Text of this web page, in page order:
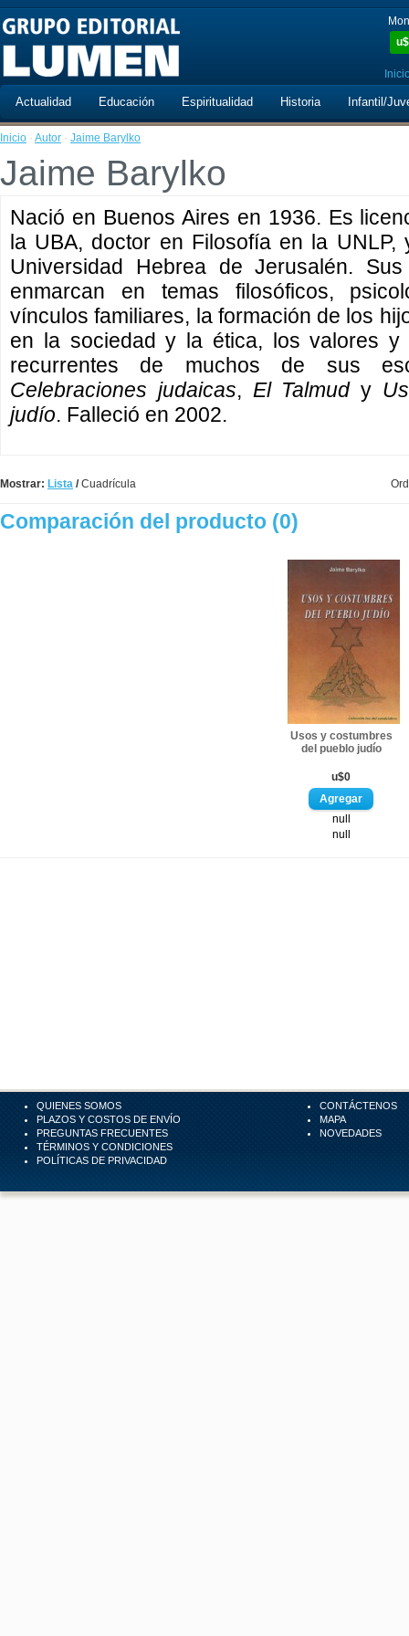
u$
Actualidad Educación Espiritualidad Historia Infantil/
Inicio · Autor · Jaime Barylko
Jaime Barylko
Nació en Buenos Aires en 1936. Es
la UBA, doctor en Filosofía en la
Universidad Hebrea de Jerusalén.
enmarcan en temas filosóficos,
vínculos familiares, la formación de los
en la sociedad y la ética, los valores y
recurrentes de muchos de sus
Celebraciones judaicas, El Talmudy
judío. Falleció en 2002.
Mostrar: Lista /Cuadrícula
Comparación del producto (0)
Usos y costumbres
del pueblo judío
u$0
null
null
QUIENES SOMOS
PLAZOS Y COSTOS DE ENVÍO
PREGUNTAS FRECUENTES
TÉRMINOS Y CONDICIONES
POLÍTICAS DE PRIVACIDAD
CONTÁCTENOS
MAPA
NOVEDADES